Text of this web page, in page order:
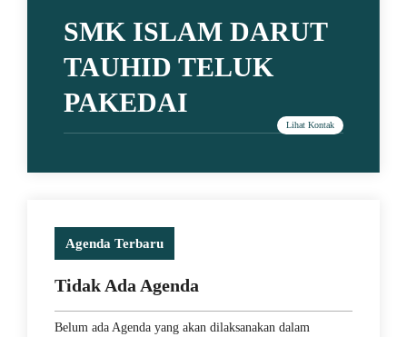
SMK ISLAM DARUT
TAUHID TELUK
PAKEDAI
Agenda Terbaru
Tidak Ada Agenda
Belum ada Agenda yang akan dilaksanakan dalam